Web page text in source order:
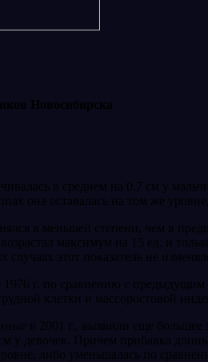
Новосибирска
в сред­нем на 0,7 см у
она оставалась на том же
в мень­шей степени, чем в
максимум на 15 ед. и
этот показатель не
г. по сравнению с
клетки и массоростовой
в 2001 г., выявили еще
у девочек. Причем прибавка
либо уменьшалась по